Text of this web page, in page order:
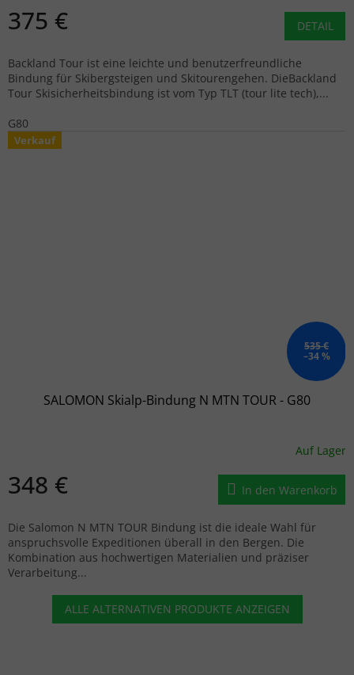
375 € DETAIL
Backland Tour ist eine leichte und benutzerfreundliche
Bindung für Skibergsteigen und Skitourengehen. DieBackland
Tour Skisicherheitsbindung ist vom Typ TLT (tour lite tech),...
G80
Verkauf
535 €
–34 %
SALOMON Skialp-Bindung N MTN TOUR - G80
Auf Lager
348 € In den Warenkorb
Die Salomon N MTN TOUR Bindung ist die ideale Wahl für
anspruchsvolle Expeditionen überall in den Bergen. Die
Kombination aus hochwertigen Materialien und präziser
Verarbeitung...
ALLE ALTERNATIVEN PRODUKTE ANZEIGEN